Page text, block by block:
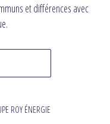
et différences avec
ROY ÉNERGIE